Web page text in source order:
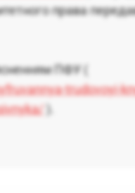
права
ПФУ (
trudovoyi-
).